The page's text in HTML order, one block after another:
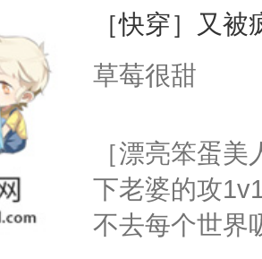
上说不要，
多就是伪强制
大的羽翼，
语。“我的小
远……忠诚于
住去路。男
压，倏然钳住
阅读tips:1.双
年，一个随
信息素的娇软
钰年前十几
不谙世事的小
沦为伯父利用
的商界大佬
［快穿］又
草莓很甜
［漂亮笨蛋
下老婆的攻
不去每个世界